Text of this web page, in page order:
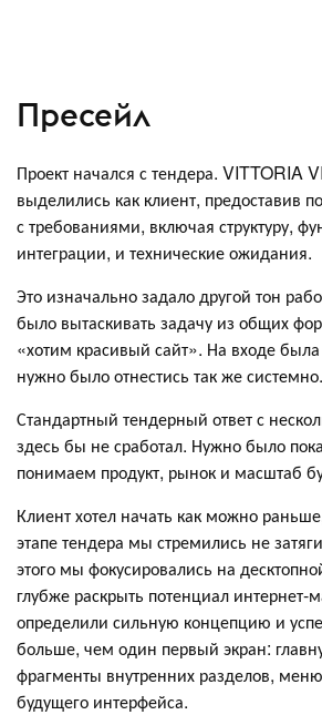
Пресейл
Проект начался с тендера. VITTORIA
выделились как клиент, предоставив
с требованиями, включая структуру,
интеграции, и технические ожидания.
Это изначально задало другой тон
было вытаскивать задачу из общих
«хотим красивый сайт». На входе
нужно было отнестись так же системно.
Стандартный тендерный ответ с
здесь бы не сработал. Нужно было
понимаем продукт, рынок и масштаб
Клиент хотел начать как можно
этапе тендера мы стремились не
этого мы фокусировались на
глубже раскрыть потенциал
определили сильную концепцию и
больше, чем один первый экран:
фрагменты внутренних разделов,
будущего интерфейса.